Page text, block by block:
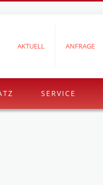
ANFRAGE
AKTUELL
SERVICE